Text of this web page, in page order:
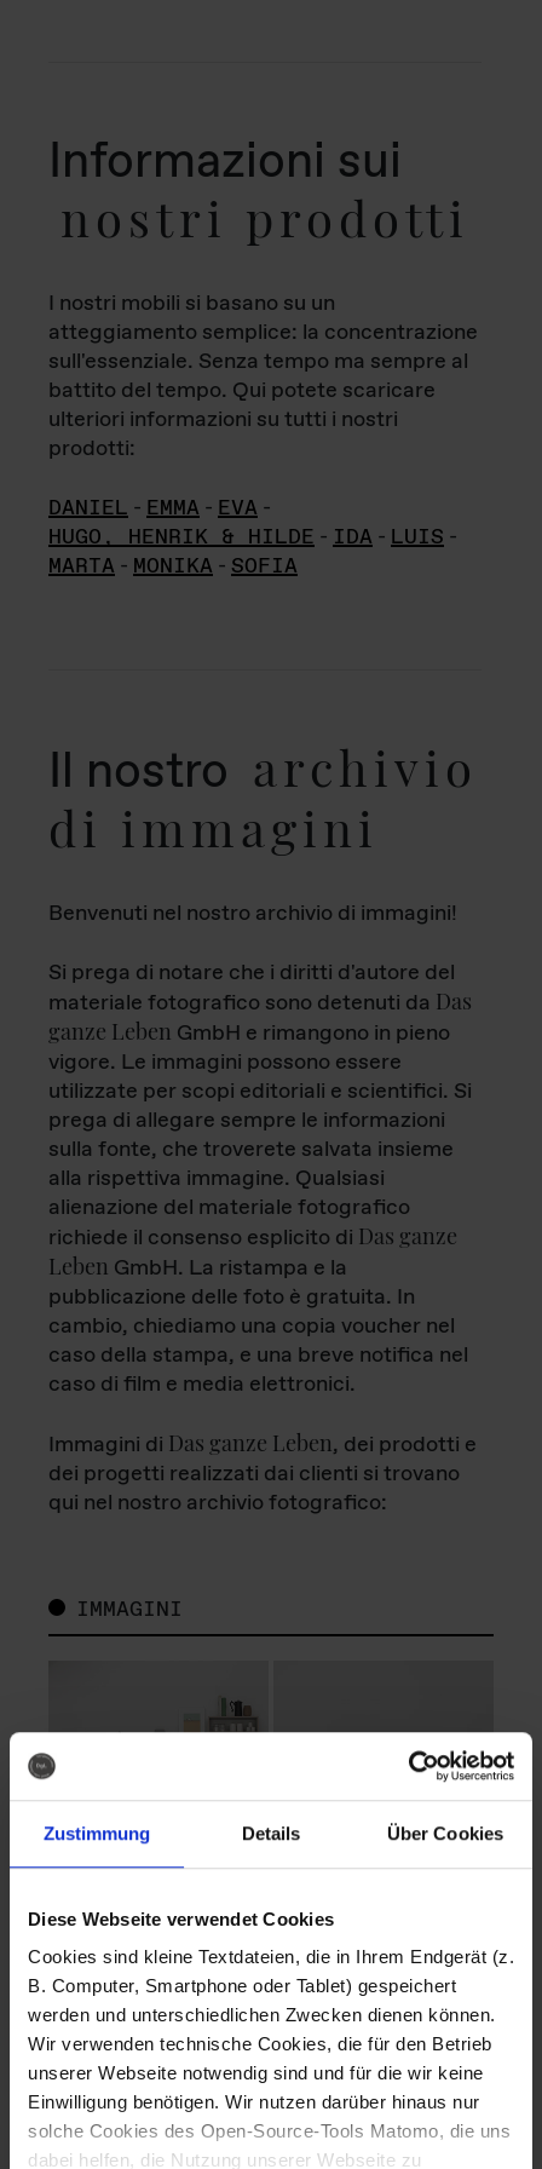
Zustimmung Details Über Cookies
Diese Webseite verwendet Cookies
Cookies sind kleine Textdateien, die in Ihrem Endgerät (z.
B. Computer, Smartphone oder Tablet) gespeichert
werden und unterschiedlichen Zwecken dienen können.
Wir verwenden technische Cookies, die für den Betrieb
unserer Webseite notwendig sind und für die wir keine
Einwilligung benötigen. Wir nutzen darüber hinaus nur
solche Cookies des Open-Source-Tools Matomo, die uns
dabei helfen, die Nutzung unserer Webseite zu
Informazioni sui
nostri prodotti
I nostri mobili si basano su un
atteggiamento semplice: la concentrazione
sull'essenziale. Senza tempo ma sempre al
battito del tempo. Qui potete scaricare
ulteriori informazioni su tutti i nostri
prodotti:
DANIEL - EMMA - EVA -
HUGO, HENRIK & HILDE - IDA - LUIS -
MARTA - MONIKA - SOFIA
Il nostro archivio
di immagini
Benvenuti nel nostro archivio di immagini!
Si prega di notare che i diritti d'autore del
materiale fotografico sono detenuti da Das
ganze Leben GmbH e rimangono in pieno
vigore. Le immagini possono essere
utilizzate per scopi editoriali e scientifici. Si
prega di allegare sempre le informazioni
sulla fonte, che troverete salvata insieme
alla rispettiva immagine. Qualsiasi
alienazione del materiale fotografico
richiede il consenso esplicito di Das ganze
Leben GmbH. La ristampa e la
pubblicazione delle foto è gratuita. In
cambio, chiediamo una copia voucher nel
caso della stampa, e una breve notifica nel
caso di film e media elettronici.
Immagini di Das ganze Leben, dei prodotti e
dei progetti realizzati dai clienti si trovano
qui nel nostro archivio fotografico:
IMMAGINI
Fotografo: Lorenz
Sternbach
Download
Fotografo: Lorenz
Sternbach
Download